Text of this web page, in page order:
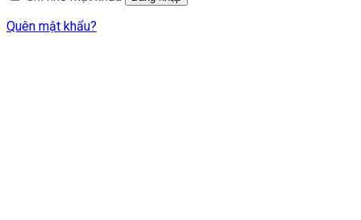
Quên mật khẩu?